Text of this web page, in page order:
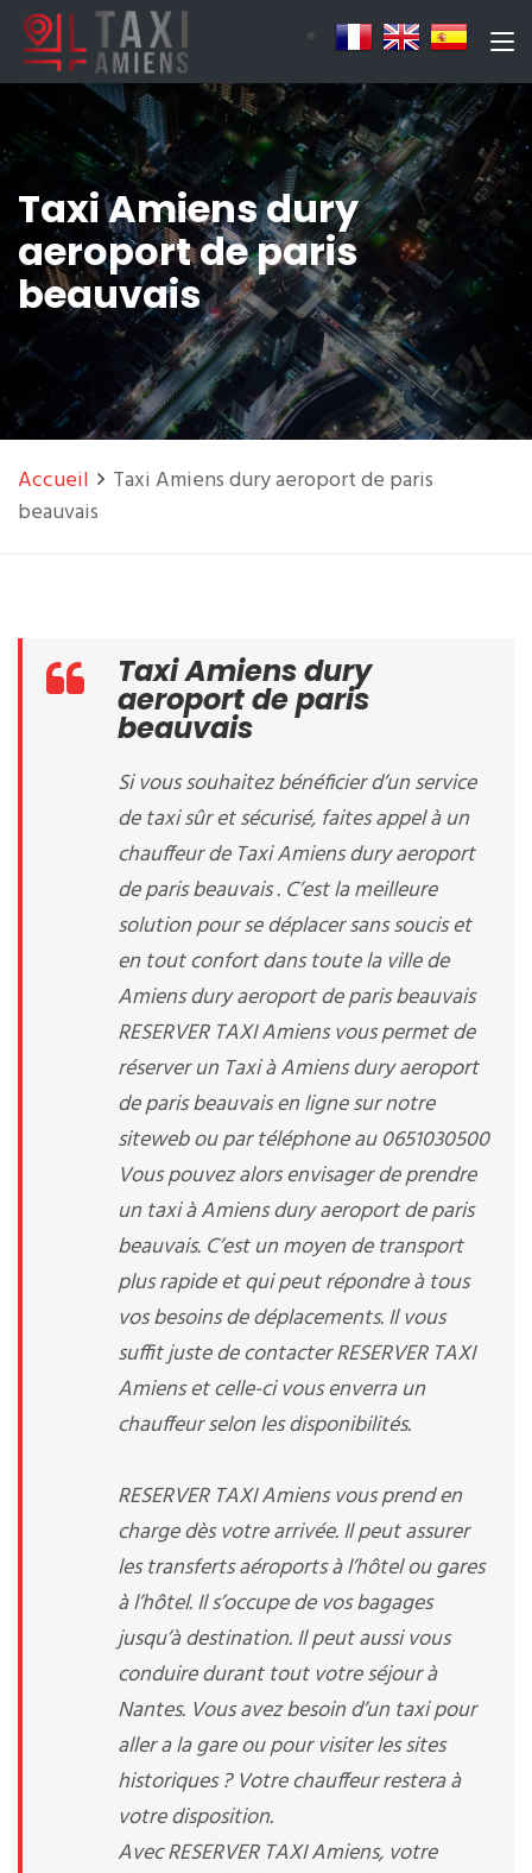
Taxi Amiens dury
aeroport de paris
beauvais
Accueil
Taxi Amiens dury aeroport de paris
beauvais
Taxi Amiens dury
aeroport de paris
beauvais
Si vous souhaitez bénéficier d’un service
de taxi sûr et sécurisé, faites appel à un
chauffeur de Taxi Amiens dury aeroport
de paris beauvais . C’est la meilleure
solution pour se déplacer sans soucis et
en tout confort dans toute la ville de
Amiens dury aeroport de paris beauvais
RESERVER TAXI Amiens vous permet de
réserver un Taxi à Amiens dury aeroport
de paris beauvais en ligne sur notre
siteweb ou par téléphone au 0651030500
Vous pouvez alors envisager de prendre
un taxi à Amiens dury aeroport de paris
beauvais. C’est un moyen de transport
plus rapide et qui peut répondre à tous
vos besoins de déplacements. Il vous
suffit juste de contacter RESERVER TAXI
Amiens et celle-ci vous enverra un
chauffeur selon les disponibilités.
RESERVER TAXI Amiens vous prend en
charge dès votre arrivée. Il peut assurer
les transferts aéroports à l’hôtel ou gares
à l’hôtel. Il s’occupe de vos bagages
jusqu’à destination. Il peut aussi vous
conduire durant tout votre séjour à
Nantes. Vous avez besoin d’un taxi pour
aller a la gare ou pour visiter les sites
historiques ? Votre chauffeur restera à
votre disposition.
Avec RESERVER TAXI Amiens, votre